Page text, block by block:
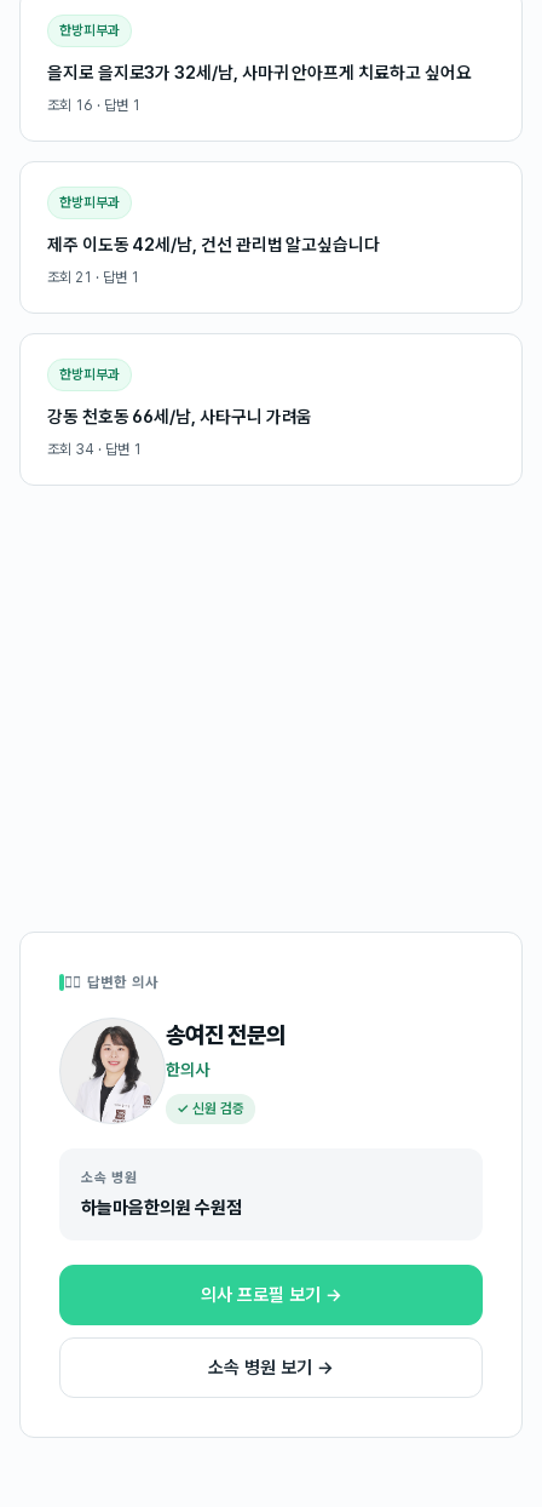
한방피부과
을지로 을지로3가 32세/남, 사마귀 안아프게 치료하고 싶어요
조회 16 · 답변 1
한방피부과
제주 이도동 42세/남, 건선 관리법 알고싶습니다
조회 21 · 답변 1
한방피부과
강동 천호동 66세/남, 사타구니 가려움
조회 34 · 답변 1
👩‍⚕️ 답변한 의사
송여진전문의
한의사
✓ 신원 검증
소속 병원
하늘마음한의원 수원점
의사 프로필 보기 →
소속 병원 보기 →